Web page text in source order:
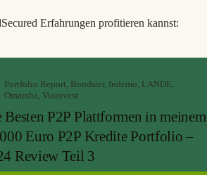
Erfahrungen profitieren kannst:
Portfolio Report, Bondster, Indemo, LANDE,
Omaraha, Viainvest
Besten P2P Plattformen in meinem
Euro P2P Kredite Portfolio –
Review Teil 3